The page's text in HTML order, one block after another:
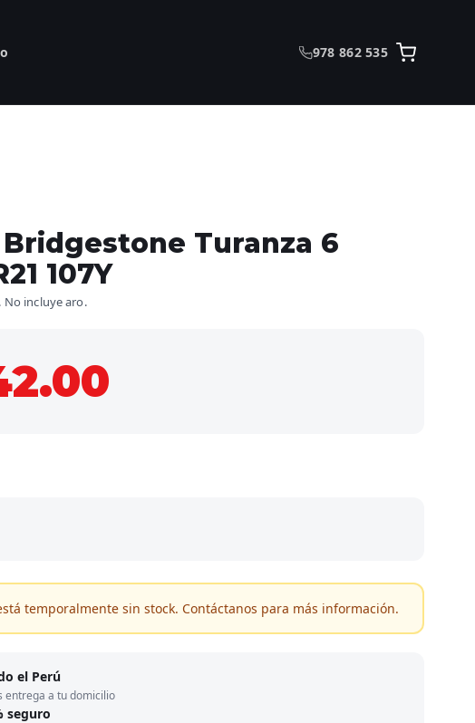
978 862 535
Turanza 6
107Y
incluye aro.
temporalmente sin stock. Contáctanos para más información.
el Perú
entrega a tu domicilio
seguro